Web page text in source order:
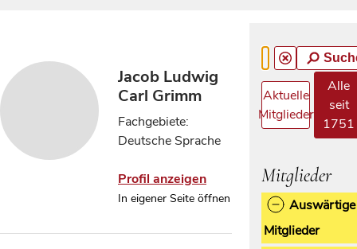
Jacob Ludwig
Carl Grimm
Fachgebiete:
Deutsche Sprache
Profil anzeigen
In eigener Seite öffnen
Aktuelle
Mitglieder
Alle
seit
1751
Mitglieder
Auswärtige
Mitglieder